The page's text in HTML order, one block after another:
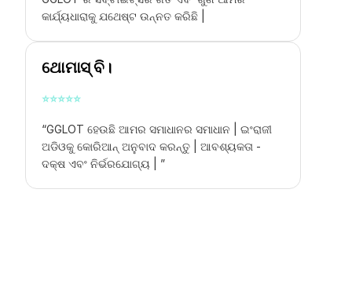
କାର୍ଯ୍ୟଧାରାକୁ ଯଥେଷ୍ଟ ଉନ୍ନତ କରିଛି |
ଥୋମାସ୍ ବି।
⭐⭐⭐⭐⭐
“GGLOT ହେଉଛି ଆମର ସମାଧାନର ସମାଧାନ |ଇଂରାଜୀ
ଅଡିଓକୁ କୋରିଆନ୍ ଅନୁବାଦ କରନ୍ତୁ |ଆବଶ୍ୟକତା -
ଦକ୍ଷ ଏବଂ ନିର୍ଭରଯୋଗ୍ୟ | ”